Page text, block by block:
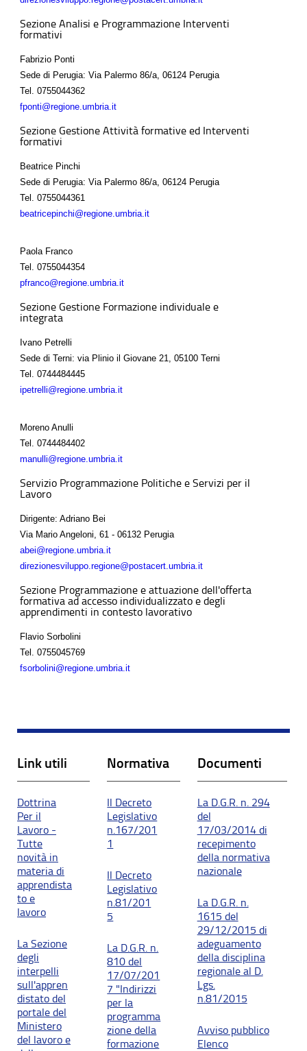
Sezione Analisi e Programmazione Interventi
formativi
Fabrizio Ponti
Sede di Perugia: Via Palermo 86/a, 06124 Perugia
Tel.
0755044362
fponti@regione.umbria.it
Sezione Gestione Attività formative ed Interventi
formativi
Beatrice Pinchi
Sede di Perugia: Via Palermo 86/a, 06124 Perugia
Tel.
0755044361
beatricepinchi@regione.umbria.it
Paola Franco
Tel.
0755044354
pfranco@regione.umbria.it
Sezione Gestione Formazione individuale e
integrata
Ivano Petrelli
Sede di Terni: via Plinio il Giovane 21, 05100 Terni
Tel.
0744484445
ipetrelli@regione.umbria.it
Moreno Anulli
Tel.
0744484402
manulli@regione.umbria.it
Servizio Programmazione Politiche e Servizi per il
Lavoro
Dirigente: Adriano Bei
Via Mario Angeloni, 61 - 06132 Perugia
abei@regione.umbria.it
direzionesviluppo.regione@postacert.umbria.it
Sezione Programmazione e attuazione dell'offerta
formativa ad accesso individualizzato e degli
apprendimenti in contesto lavorativo
Flavio Sorbolini
Tel.
0755045769
fsorbolini@regione.umbria.it
Link utili
Dottrina
Per il
Lavoro -
Tutte
novità in
materia di
apprendista
to e
lavoro
La Sezione
degli
interpelli
sull'appren
distato del
portale del
Ministero
del lavoro e
Normativa
Il Decreto
Legislativo
n.167/201
1
Il Decreto
Legislativo
n.81/201
5
La D.G.R. n.
810 del
17/07/201
7 "Indirizzi
per la
programma
zione della
formazione
Documenti
La D.G.R. n. 294
del
17/03/2014 di
recepimento
della normativa
nazionale
La D.G.R. n.
1615 del
29/12/2015 di
adeguamento
della disciplina
regionale al D.
Lgs.
n.81/2015
Avviso pubblico
Elenco